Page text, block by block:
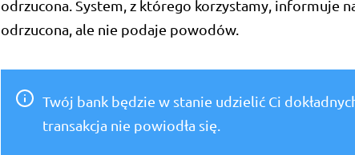
odrzucona. System, z którego korzystamy, informuje
odrzucona, ale nie podaje powodów.
Twój bank będzie w stanie udzielić Ci
transakcja nie powiodła się.